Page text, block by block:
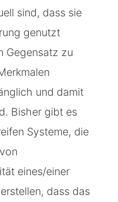
sind, dass sie
genutzt
Gegensatz zu
und damit
Bisher gibt es
Systeme, die
eines/einer
dass das